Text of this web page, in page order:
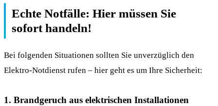
Echte Notfälle: Hier müssen Sie
sofort handeln!
Bei folgenden Situationen sollten Sie unverzüglich den
Elektro-Notdienst rufen – hier geht es um Ihre Sicherheit:
1. Brandgeruch aus elektrischen Installationen